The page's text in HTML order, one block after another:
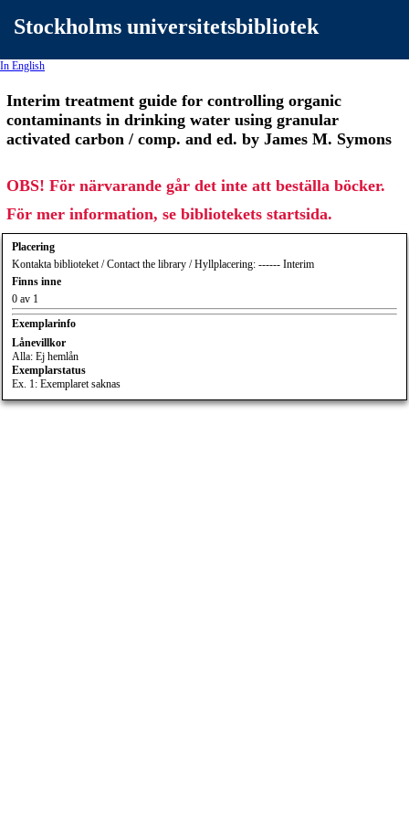
Stockholms universitetsbibliotek
In English
Interim treatment guide for controlling organic
contaminants in drinking water using granular
activated carbon / comp. and ed. by James M. Symons
OBS! För närvarande går det inte att beställa böcker.
För mer information, se bibliotekets startsida.
Placering
Kontakta biblioteket / Contact the library / Hyllplacering: ------ Interim
Finns inne
0 av 1
Exemplarinfo
Lånevillkor
Alla: Ej hemlån
Exemplarstatus
Ex. 1: Exemplaret saknas